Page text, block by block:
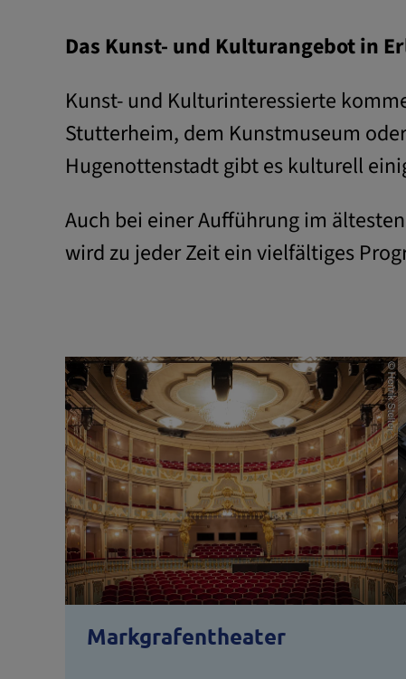
Das Kunst- und Kulturangebot in
Kunst- und Kulturinteressierte
Stutterheim, dem Kunstmuseum
Hugenottenstadt gibt es kulturell
Auch bei einer Aufführung im
wird zu jeder Zeit ein vielfältiges
Markgrafentheater